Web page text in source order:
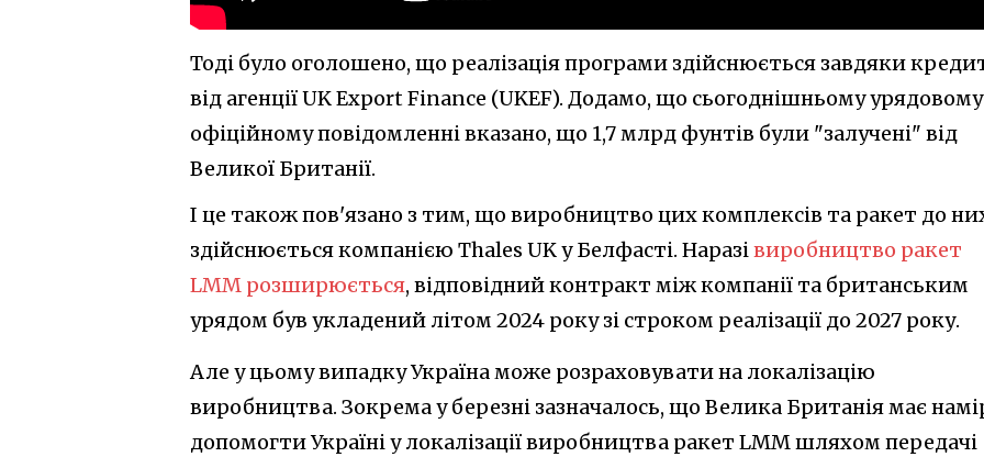
Тоді було оголошено, що реалізація програми здійснюється завдяки
від агенції UK Export Finance (UKEF). Додамо, що сьогоднішньому урядовому
офіційному повідомленні вказано, що 1,7 млрд фунтів були "залучені" від
Великої Британії.
І це також пов'язано з тим, що виробництво цих комплексів та ракет до
здійснюється компанією Thales UK у Белфасті. Наразівиробництво ракет
LMM розширюється, відповідний контракт між компанії та британським
урядом був укладений літом 2024 року зі строком реалізації до 2027 року.
Але у цьому випадку Україна може розраховувати на локалізацію
виробництва. Зокрема у березні зазначалось, що Велика Британія має
допомогти Україні у локалізації виробництва ракет LMM шляхом передачі